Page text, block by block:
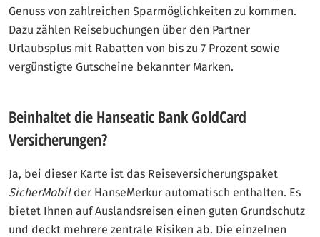
Genuss von zahlreichen Sparmöglichkeiten zu kommen.
Dazu zählen Reisebuchungen über den Partner
Urlaubsplus mit Rabatten von bis zu 7 Prozent sowie
vergünstigte Gutscheine bekannter Marken.
Beinhaltet die Hanseatic Bank GoldCard
Versicherungen?
Ja, bei dieser Karte ist das Reiseversicherungspaket
SicherMobilder HanseMerkur automatisch enthalten. Es
bietet Ihnen auf Auslandsreisen einen guten Grundschutz
und deckt mehrere zentrale Risiken ab. Die einzelnen